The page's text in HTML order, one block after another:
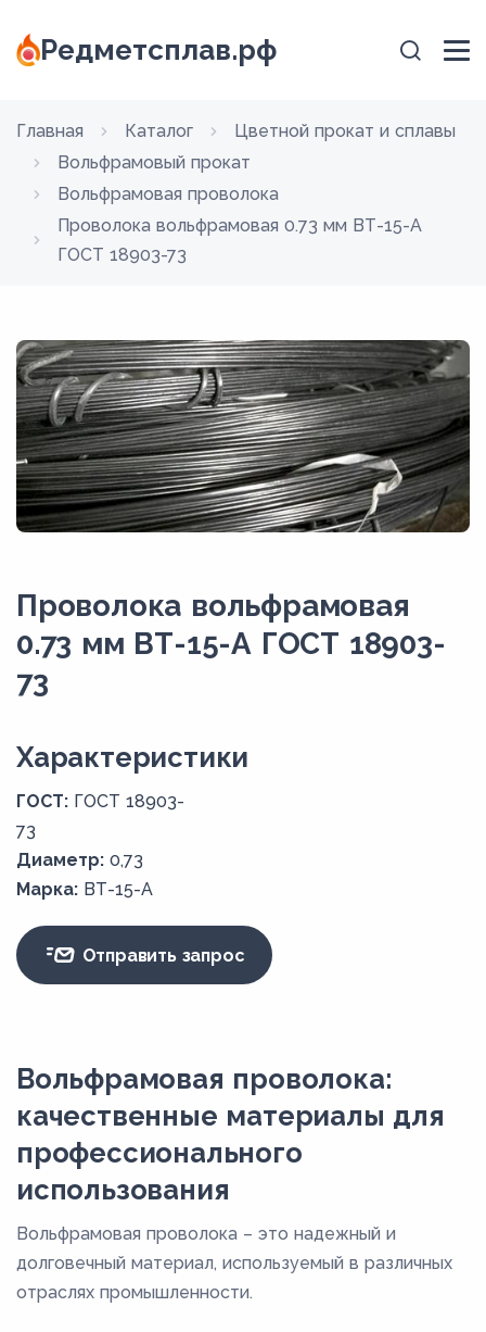
Редметсплав.рф
Главная Каталог
Цветной прокат и сплавы
Вольфрамовый прокат
Вольфрамовая проволока
Проволока вольфрамовая 0.73 мм ВТ-15-А
ГОСТ 18903-73
Проволока вольфрамовая
0.73 мм ВТ-15-А ГОСТ 18903-
73
Xарактеристики
ГОСТ: ГОСТ 18903-
73
Диаметр: 0,73
Марка: ВТ-15-А
Отправить запрос
Вольфрамовая проволока:
качественные материалы для
профессионального
использования
Вольфрамовая проволока – это надежный и
долговечный материал, используемый в различных
отраслях промышленности.